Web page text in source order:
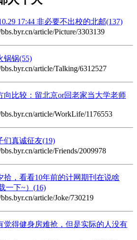
17:44 非必要不出校的北邮(137)
article/Picture/3303139
锅锅(55)
article/Talking/6312527
向比较：留北京or回老家当大学老师
article/WorkLife/1176553
们真诚征友(19)
article/Friends/2009978
拾，看看10年前的计网期刊在说啥
一下~）(16)
article/Joke/730219
觉得健身房难抢，但是实际的人没有